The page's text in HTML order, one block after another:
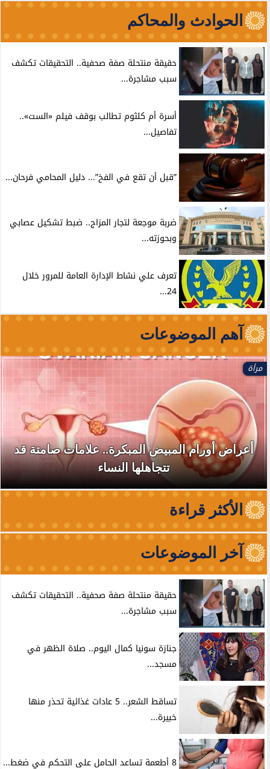
الحوادث والمحاكم
حقيقة منتحلة صفة صحفية.. التحقيقات تكشف
سبب مشاجرة...
أسرة أم كلثوم تطالب بوقف فيلم «الست»..
تفاصيل...
”قبل أن تقع في الفخ”... دليل المحامي فرحان...
ضربة موجعة لتجار المزاج.. ضبط تشكيل عصابي
وبحوزته...
تعرف علي نشاط الإدارة العامة للمرور خلال
24...
آهم الموضوعات
مرأة
أعراض أورام المبيض المبكرة.. علامات صامتة قد
تتجاهلها النساء
الأكثر قراءة
آخر الموضوعات
حقيقة منتحلة صفة صحفية.. التحقيقات تكشف
سبب مشاجرة...
جنازة سونيا كمال اليوم.. صلاة الظهر في
مسجد...
تساقط الشعر.. 5 عادات غذائية تحذر منها
خبيرة...
8 أطعمة تساعد الحامل على التحكم في ضغط...